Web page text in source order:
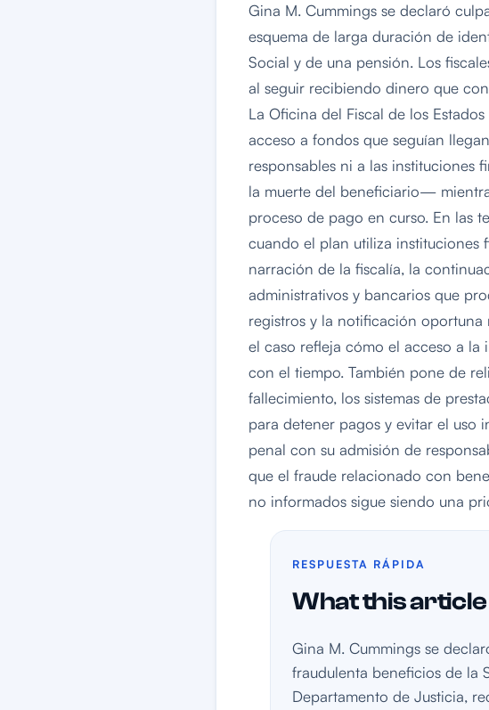
Gina M. Cummings se declaró
esquema de larga duración de
Social y de una pensión. Los
al seguir recibiendo dinero que
La Oficina del Fiscal de los
acceso a fondos que seguían
responsables ni a las
la muerte del beneficiario—
proceso de pago en curso. En las
cuando el plan utiliza instituciones
narración de la fiscalía, la
administrativos y bancarios que
registros y la notificación oportuna
el caso refleja cómo el acceso a la
con el tiempo. También pone de
fallecimiento, los sistemas de
para detener pagos y evitar el uso
penal con su admisión de
que el fraude relacionado con
no informados sigue siendo una
RESPUESTA RÁPIDA
What this
Gina M. Cummings se
fraudulenta beneficios de la
Departamento de Justicia,